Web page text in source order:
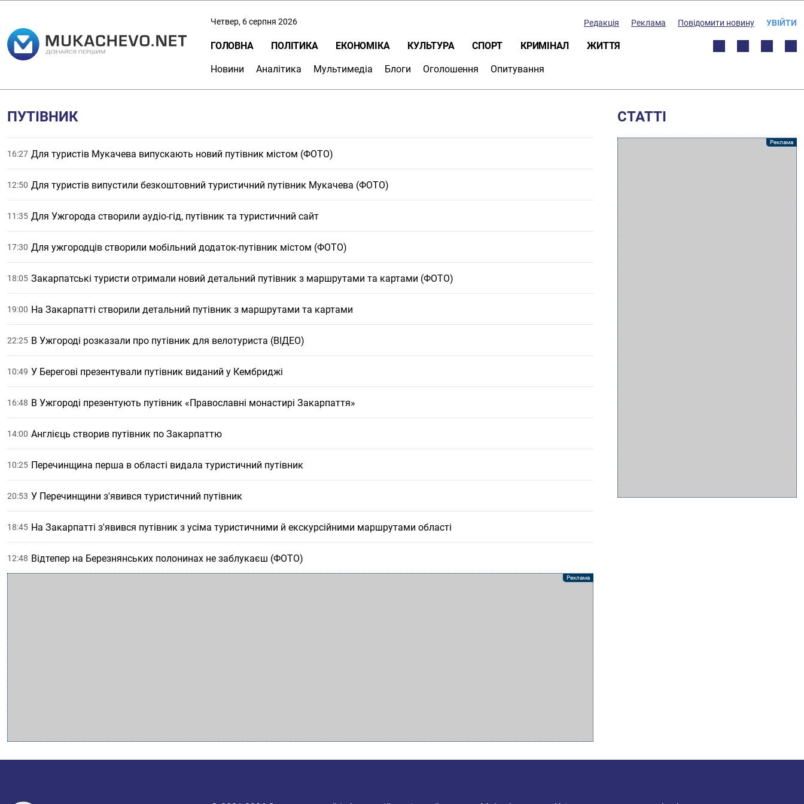
Четвер, 6 серпня 2026 Редакція Реклама Повідомити новину УВІЙТИ
ГОЛОВНА ПОЛІТИКА ЕКОНОМІКА КУЛЬТУРА СПОРТ КРИМІНАЛ ЖИТТЯ
Новини Аналітика Мультимедіа Блоги Оголошення Опитування
ПУТІВНИК
16:27 Для туристів Мукачева випускають новий путівник містом (ФОТО)
12:50 Для туристів випустили безкоштовний туристичний путівник Мукачева (ФОТО)
11:35 Для Ужгорода створили аудіо-гід, путівник та туристичний сайт
17:30 Для ужгородців створили мобільний додаток-путівник містом (ФОТО)
18:05 Закарпатські туристи отримали новий детальний путівник з маршрутами та картами (ФОТО)
19:00 На Закарпатті створили детальний путівник з маршрутами та картами
22:25 В Ужгороді розказали про путівник для велотуриста (ВІДЕО)
10:49 У Берегові презентували путівник виданий у Кембриджі
16:48 В Ужгороді презентують путівник «Православні монастирі Закарпаття»
14:00 Англієць створив путівник по Закарпаттю
10:25 Перечинщина перша в області видала туристичний путівник
20:53 У Перечинщини з'явився туристичний путівник
18:45 На Закарпатті з'явився путівник з усіма туристичними й екскурсійними маршрутами області
12:48 Відтепер на Березнянських полонинах не заблукаєш (ФОТО)
СТАТТІ